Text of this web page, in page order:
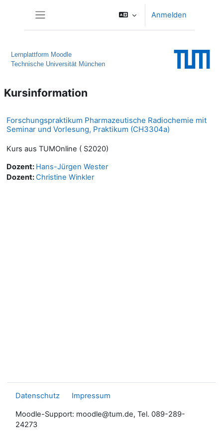
Anmelden
Lernplattform Moodle
Technische Universität München
Kursinformation
Forschungspraktikum Pharmazeutische Radiochemie mit
Seminar und Vorlesung, Praktikum (CH3304a)
Kurs aus TUMOnline ( S2020)
Dozent: Hans-Jürgen Wester
Dozent:Christine Winkler
Datenschutz Impressum
Moodle-Support: moodle@tum.de, Tel. 089-289-
24273